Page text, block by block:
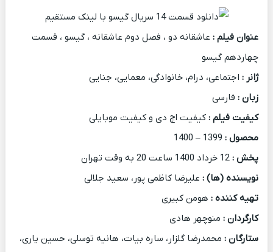
عنوان فیلم :عاشقانه دو ، فصل دوم عاشقانه ، گیسو ، قسمت
چهاردهم گیسو
ژانر : اجتماعی، درام، خانوادگی، معمایی، جنایی
زبان :فارسی
کیفیت فیلم : کیفیت اچ دی و کیفیت موبایلی
محصول :1399 – 1400
پخش :12 خرداد 1400 ساعت 20 به وقت تهران
نویسنده (ها) :علیرضا کاظمی پور، سعید جلالی
تهیه کننده :هومن کبیری
کارگردان :منوچهر هادی
ستارگان : محمدرضا گلزار، ساره بیات، هانیه توسلی، حسین یاری،